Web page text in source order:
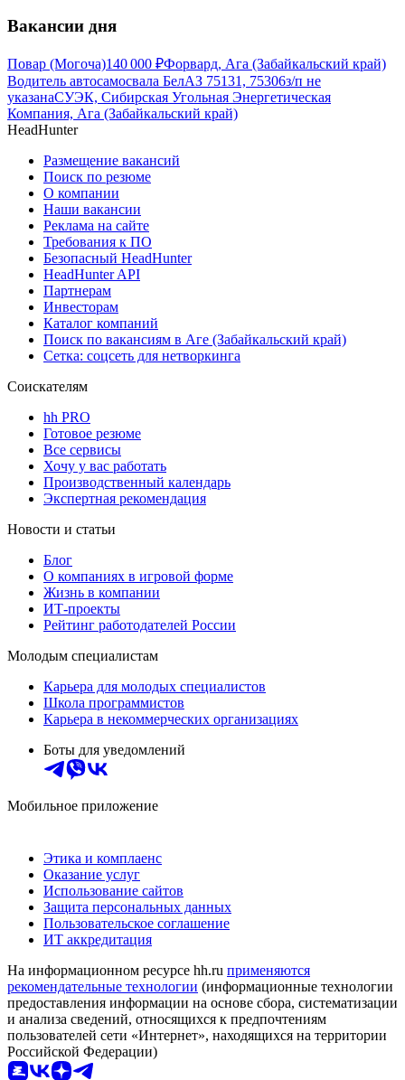
Вакансии дня
Повар (Могоча)140 000 ₽Форвард, Ага (Забайкальский край)
Водитель автосамосвала БелАЗ 75131, 75306з/п не
указанаСУЭК, Сибирская Угольная Энергетическая
Компания, Ага (Забайкальский край)
HeadHunter
Размещение вакансий
Поиск по резюме
О компании
Наши вакансии
Реклама на сайте
Требования к ПО
Безопасный HeadHunter
HeadHunter API
Партнерам
Инвесторам
Каталог компаний
Поиск по вакансиям в Аге (Забайкальский край)
Сетка: соцсеть для нетворкинга
Соискателям
hh PRO
Готовое резюме
Все сервисы
Хочу у вас работать
Производственный календарь
Экспертная рекомендация
Новости и статьи
Блог
О компаниях в игровой форме
Жизнь в компании
ИТ-проекты
Рейтинг работодателей России
Молодым специалистам
Карьера для молодых специалистов
Школа программистов
Карьера в некоммерческих организациях
Боты для уведомлений
Мобильное приложение
Этика и комплаенс
Оказание услуг
Использование сайтов
Защита персональных данных
Пользовательское соглашение
ИТ аккредитация
На информационном ресурсе hh.ru применяются
рекомендательные технологии (информационные технологии
предоставления информации на основе сбора, систематизации
и анализа сведений, относящихся к предпочтениям
пользователей сети «Интернет», находящихся на территории
Российской Федерации)